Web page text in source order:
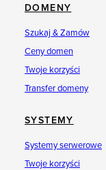
DOMENY
Szukaj & Zamów
Ceny domen
Twoje korzyści
Transfer domeny
SYSTEMY
Systemy serwerowe
Twoje korzyści